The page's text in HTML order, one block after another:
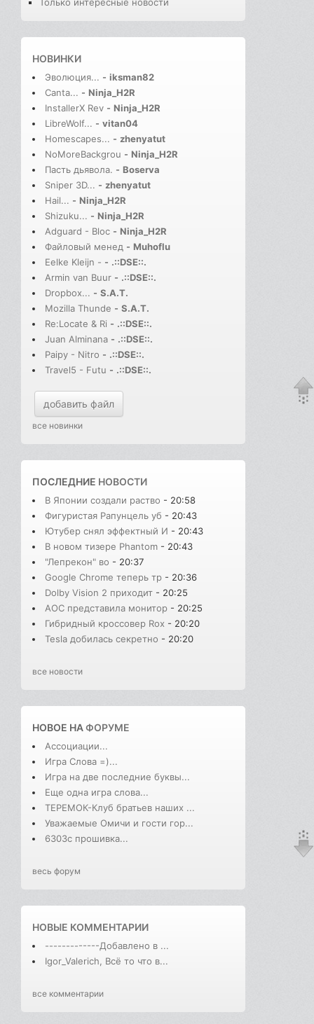
Только интересные новости
НОВИНКИ
Эволюция... - iksman82
Canta... - Ninja_H2R
InstallerX Rev - Ninja_H2R
LibreWolf... - vitan04
Homescapes... - zhenyatut
NoMoreBackgrou - Ninja_H2R
Пасть дьявола. - Boserva
Sniper 3D... - zhenyatut
Hail... - Ninja_H2R
Shizuku... - Ninja_H2R
Adguard - Bloc - Ninja_H2R
Файловый менед - Muhoflu
Eelke Kleijn - - .::DSE::.
Armin van Buur - .::DSE::.
Dropbox... - S.A.T.
Mozilla Thunde - S.A.T.
Re:Locate & Ri - .::DSE::.
Juan Alminana - .::DSE::.
Paipy - Nitro - .::DSE::.
Travel5 - Futu - .::DSE::.
добавить файл
все новинки
ПОСЛЕДНИЕ НОВОСТИ
В Японии создали раство - 20:58
Фигуристая Рапунцель уб - 20:43
Ютубер снял эффектный И - 20:43
В новом тизере Phantom - 20:43
"Лепрекон" во - 20:37
Google Chrome теперь тр - 20:36
Dolby Vision 2 приходит - 20:25
AOC представила монитор - 20:25
Гибридный кроссовер Rox - 20:20
Tesla добилась секретно - 20:20
все новости
НОВОЕ НАФОРУМЕ
Ассоциации...
Игра Слова =)...
Игра на две последние буквы...
Еще одна игра слова...
ТЕРЕМОК-Клуб братьев наших ...
Уважаемые Омичи и гости гор...
6303с прошивка...
весь форум
НОВЫЕ КОММЕНТАРИИ
-------------Добавлено в ...
Igor_Valerich, Всё то что в...
все комментарии